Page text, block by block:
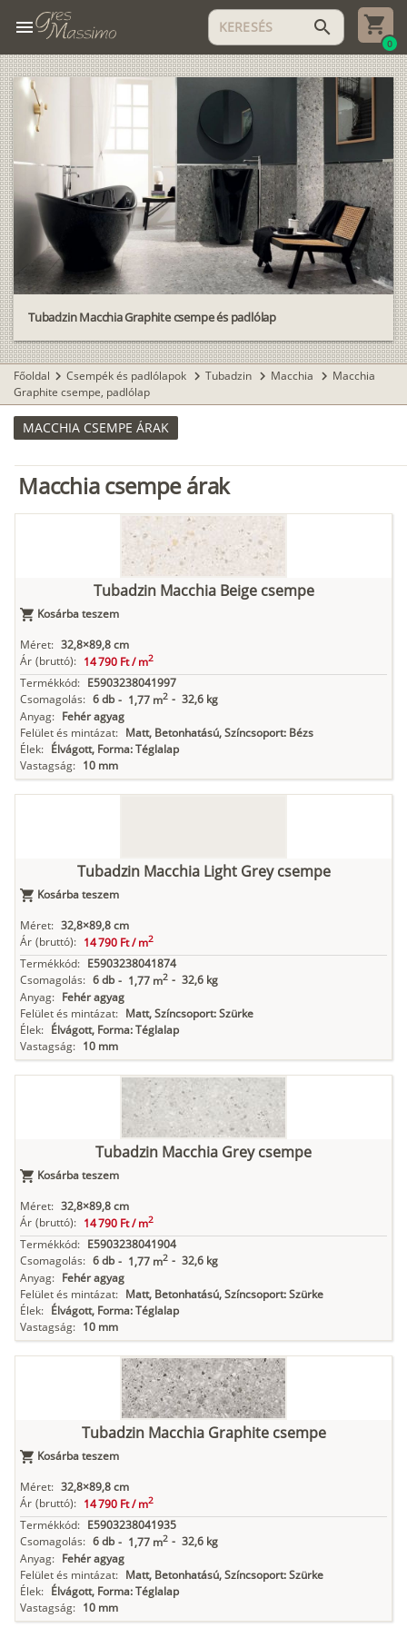
menu search
0
Tubadzin Macchia Graphite csempe és padlólap
Főoldal chevron_right Csempék és padlólapok chevron_right Tubadzin chevron_right Macchia chevron_right Macchia
Graphite csempe, padlólap
MACCHIA CSEMPE ÁRAK
Macchia csempe árak
Tubadzin Macchia Beige csempe
Kosárba teszem
Méret: 32,8×89,8 cm
Ár (bruttó): 14 790 Ft /m2
Termékkód: E5903238041997
Csomagolás: 6 db - 1,77 m2 - 32,6 kg
Anyag: Fehér agyag
Felület és mintázat: Matt, Betonhatású, Színcsoport: Bézs
Élek: Élvágott, Forma: Téglalap
Vastagság: 10 mm
Tubadzin Macchia Light Grey csempe
Kosárba teszem
Méret: 32,8×89,8 cm
Ár (bruttó): 14 790 Ft /m2
Termékkód: E5903238041874
Csomagolás: 6 db - 1,77 m2 - 32,6 kg
Anyag: Fehér agyag
Felület és mintázat: Matt, Színcsoport: Szürke
Élek: Élvágott, Forma: Téglalap
Vastagság: 10 mm
Tubadzin Macchia Grey csempe
Kosárba teszem
Méret: 32,8×89,8 cm
Ár (bruttó): 14 790 Ft /m2
Termékkód: E5903238041904
Csomagolás: 6 db - 1,77 m2 - 32,6 kg
Anyag: Fehér agyag
Felület és mintázat: Matt, Betonhatású, Színcsoport: Szürke
Élek: Élvágott, Forma: Téglalap
Vastagság: 10 mm
Tubadzin Macchia Graphite csempe
Kosárba teszem
Méret: 32,8×89,8 cm
Ár (bruttó): 14 790 Ft /m2
Termékkód: E5903238041935
Csomagolás: 6 db - 1,77 m2 - 32,6 kg
Anyag: Fehér agyag
Felület és mintázat: Matt, Betonhatású, Színcsoport: Szürke
Élek: Élvágott, Forma: Téglalap
Vastagság: 10 mm